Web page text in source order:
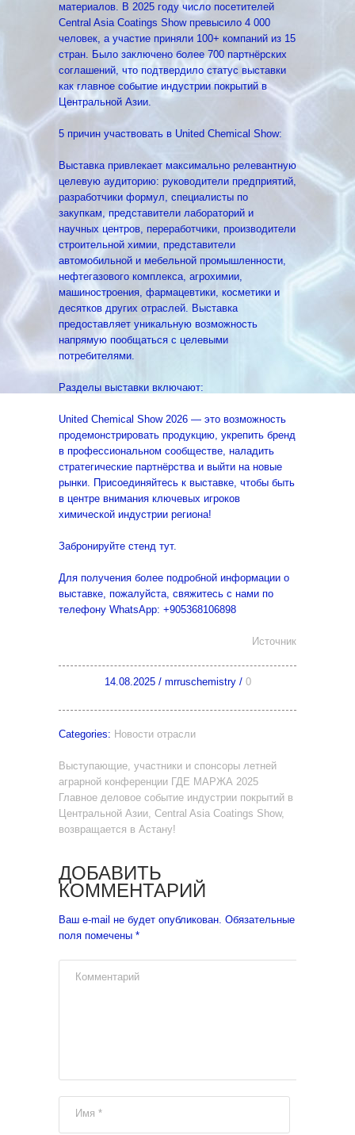
материалов. В 2025 году число посетителей
Central Asia Coatings Show превысило 4 000
человек, а участие приняли 100+ компаний из 15
стран. Было заключено более 700 партнёрских
соглашений, что подтвердило статус выставки
как главное событие индустрии покрытий в
Центральной Азии.
5 причин участвовать в United Chemical Show:
Выставка привлекает максимально релевантную
целевую аудиторию: руководители предприятий,
разработчики формул, специалисты по
закупкам, представители лабораторий и
научных центров, переработчики, производители
строительной химии, представители
автомобильной и мебельной промышленности,
нефтегазового комплекса, агрохимии,
машиностроения, фармацевтики, косметики и
десятков других отраслей. Выставка
предоставляет уникальную возможность
напрямую пообщаться с целевыми
потребителями.
Разделы выставки включают:
United Chemical Show 2026 — это возможность
продемонстрировать продукцию, укрепить бренд
в профессиональном сообществе, наладить
стратегические партнёрства и выйти на новые
рынки. Присоединяйтесь к выставке, чтобы быть
в центре внимания ключевых игроков
химической индустрии региона!
Забронируйте стенд тут.
Для получения более подробной информации о
выставке, пожалуйста, свяжитесь с нами по
телефону WhatsApp: +905368106898
Источник
14.08.2025/ mrruschemistry/ 0
Categories: Новости отрасли
Выступающие, участники и спонсоры летней
аграрной конференции ГДЕ МАРЖА 2025
Главное деловое событие индустрии покрытий в
Центральной Азии, Central Asia Coatings Show,
возвращается в Астану!
ДОБАВИТЬ
КОММЕНТАРИЙ
Ваш e-mail не будет опубликован. Обязательные
поля помечены *
Комментарий
Имя *